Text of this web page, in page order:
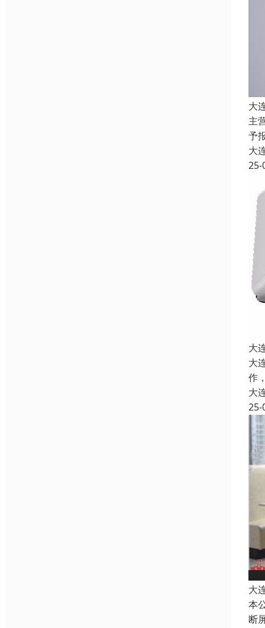
大
主
予
大
25-
大
大
作
大
25-
大
本
断